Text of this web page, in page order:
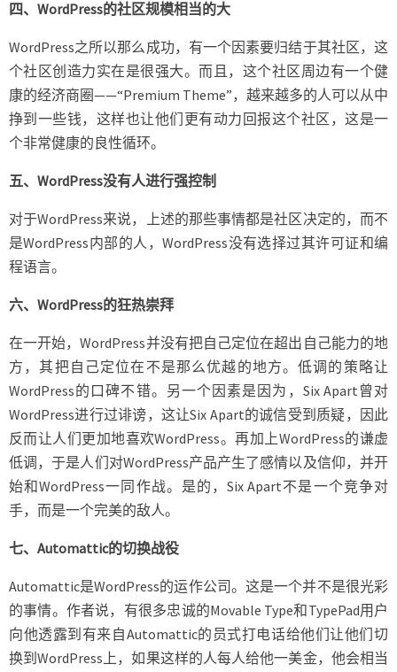
四、WordPress的社区规模相当的大
WordPress之所以那么成功，有一个因素要归结于其社区，这
个社区创造力实在是很强大。而且，这个社区周边有一个健
康的经济商圈——“Premium Theme”，越来越多的人可以从中
挣到一些钱，这样也让他们更有动力回报这个社区，这是一
个非常健康的良性循环。
五、WordPress没有人进行强控制
对于WordPress来说，上述的那些事情都是社区决定的，而不
是WordPress内部的人，WordPress没有选择过其许可证和编
程语言。
六、WordPress的狂热崇拜
在一开始，WordPress并没有把自己定位在超出自己能力的地
方，其把自己定位在不是那么优越的地方。低调的策略让
WordPress的口碑不错。另一个因素是因为，Six Apart曾对
WordPress进行过诽谤，这让Six Apart的诚信受到质疑，因此
反而让人们更加地喜欢WordPress。再加上WordPress的谦虚
低调，于是人们对WordPress产品产生了感情以及信仰，并开
始和WordPress一同作战。是的，Six Apart不是一个竞争对
手，而是一个完美的敌人。
七、Automattic的切换战役
Automattic是WordPress的运作公司。这是一个并不是很光彩
的事情。作者说，有很多忠诚的Movable Type和TypePad用户
向他透露到有来自Automattic的员式打电话给他们让他们切
换到WordPress上，如果这样的人每人给他一美金，他会相当